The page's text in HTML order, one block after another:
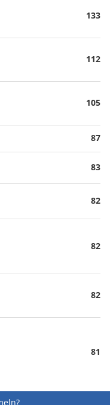
133
112
105
87
83
82
82
82
81